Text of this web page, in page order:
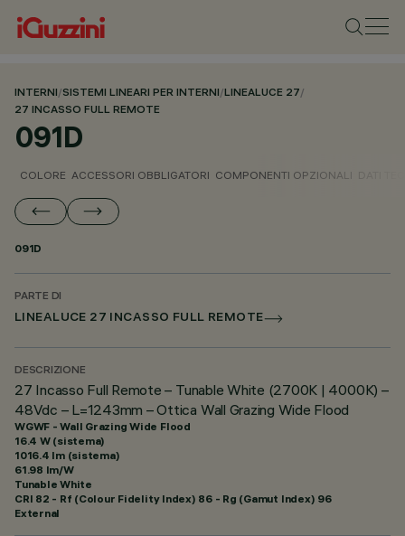
INTERNI/SISTEMI LINEARI PER INTERNI/LINEALUCE 27/
27 INCASSO FULL REMOTE
091D
COLORE ACCESSORI OBBLIGATORI COMPONENTI OPZIONALI
091D
PARTE DI
LINEALUCE 27 INCASSO FULL REMOTE
DESCRIZIONE
27 Incasso Full Remote – Tunable White (2700K | 4000K) –
48Vdc – L=1243mm – Ottica Wall Grazing Wide Flood
WGWF - Wall Grazing Wide Flood
16.4 W (sistema)
1016.4 lm (sistema)
61.98 lm/W
Tunable White
CRI 82 - Rf (Colour Fidelity Index) 86 - Rg (Gamut Index) 96
External